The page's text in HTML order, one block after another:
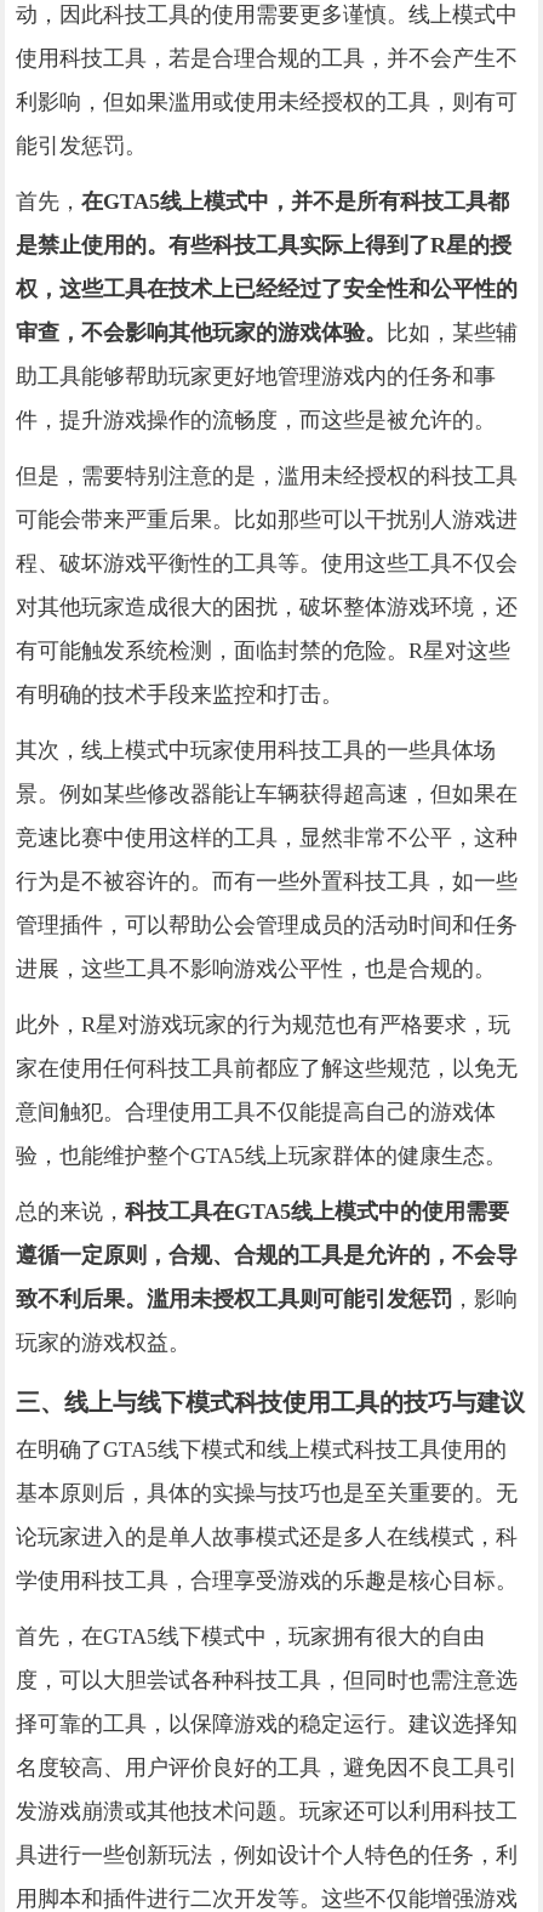
动，因此科技工具的使用需要更多谨慎。线上模式中
使用科技工具，若是合理合规的工具，并不会产生不
利影响，但如果滥用或使用未经授权的工具，则有可
能引发惩罚。
首先，在GTA5线上模式中，并不是所有科技工具都
是禁止使用的。有些科技工具实际上得到了R星的授
权，这些工具在技术上已经经过了安全性和公平性的
审查，不会影响其他玩家的游戏体验。
比如，某些辅
助工具能够帮助玩家更好地管理游戏内的任务和事
件，提升游戏操作的流畅度，而这些是被允许的。
但是，需要特别注意的是，滥用未经授权的科技工具
可能会带来严重后果。比如那些可以干扰别人游戏进
程、破坏游戏平衡性的工具等。使用这些工具不仅会
对其他玩家造成很大的困扰，破坏整体游戏环境，还
有可能触发系统检测，面临封禁的危险。R星对这些
有明确的技术手段来监控和打击。
其次，线上模式中玩家使用科技工具的一些具体场
景。例如某些修改器能让车辆获得超高速，但如果在
竞速比赛中使用这样的工具，显然非常不公平，这种
行为是不被容许的。而有一些外置科技工具，如一些
管理插件，可以帮助公会管理成员的活动时间和任务
进展，这些工具不影响游戏公平性，也是合规的。
此外，R星对游戏玩家的行为规范也有严格要求，玩
家在使用任何科技工具前都应了解这些规范，以免无
意间触犯。合理使用工具不仅能提高自己的游戏体
验，也能维护整个GTA5线上玩家群体的健康生态。
总的来说，科技工具在GTA5线上模式中的使用需要
遵循一定原则，合规、合规的工具是允许的，不会导
致不利后果。滥用未授权工具则可能引发惩罚 ，影响
玩家的游戏权益。
三、线上与线下模式科技使用工具的技巧与建议
在明确了GTA5线下模式和线上模式科技工具使用的
基本原则后，具体的实操与技巧也是至关重要的。无
论玩家进入的是单人故事模式还是多人在线模式，科
学使用科技工具，合理享受游戏的乐趣是核心目标。
首先，在GTA5线下模式中，玩家拥有很大的自由
度，可以大胆尝试各种科技工具，但同时也需注意选
择可靠的工具，以保障游戏的稳定运行。建议选择知
名度较高、用户评价良好的工具，避免因不良工具引
发游戏崩溃或其他技术问题。玩家还可以利用科技工
具进行一些创新玩法，例如设计个人特色的任务，利
用脚本和插件进行二次开发等。这些不仅能增强游戏